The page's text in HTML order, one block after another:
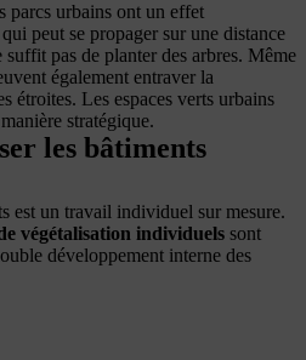
parcs urbains ont un effet
peut se propager sur une distance
pas de planter des arbres. Même
également entraver la
étroites. Les espaces verts urbains
stratégique.
les bâtiments
est un travail individuel sur mesure.
végétalisation individuels sont
développement interne des